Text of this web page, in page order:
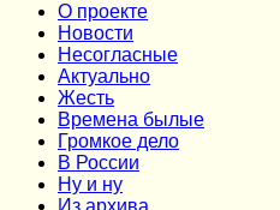
О проекте
Новости
Несогласные
Актуально
Жесть
Времена былые
Громкое дело
В России
Ну и ну
Из архива